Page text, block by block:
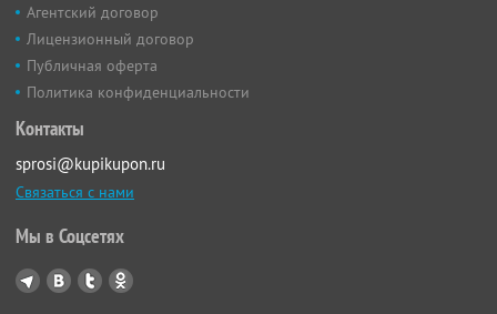
Агентский договор
Лицензионный договор
Публичная оферта
Политика конфиденциальности
Контакты
sprosi@kupikupon.ru
Связаться с нами
Мы в Соцсетях